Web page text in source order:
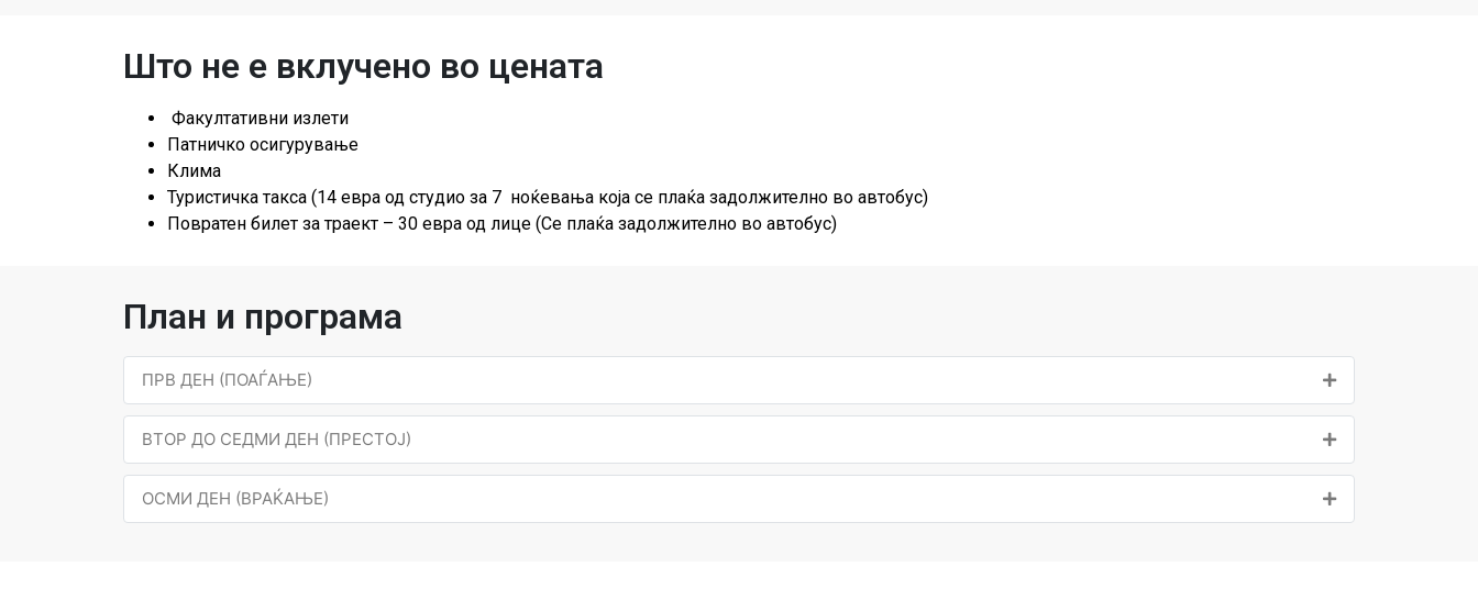
Што не е вклучено во цената
Факултативни излети
Патничко осигурување
Клима
Туристичка такса (14 евра од студио за 7 ноќевања која се плаќа задолжително во автобус)
Повратен билет за траект – 30 евра од лице (Се плаќа задолжително во автобус)
План и програма
ПРВ ДЕН (ПОАЃАЊЕ)
ВТОР ДО СЕДМИ ДЕН (ПРЕСТОЈ)
ОСМИ ДЕН (ВРАЌАЊЕ)